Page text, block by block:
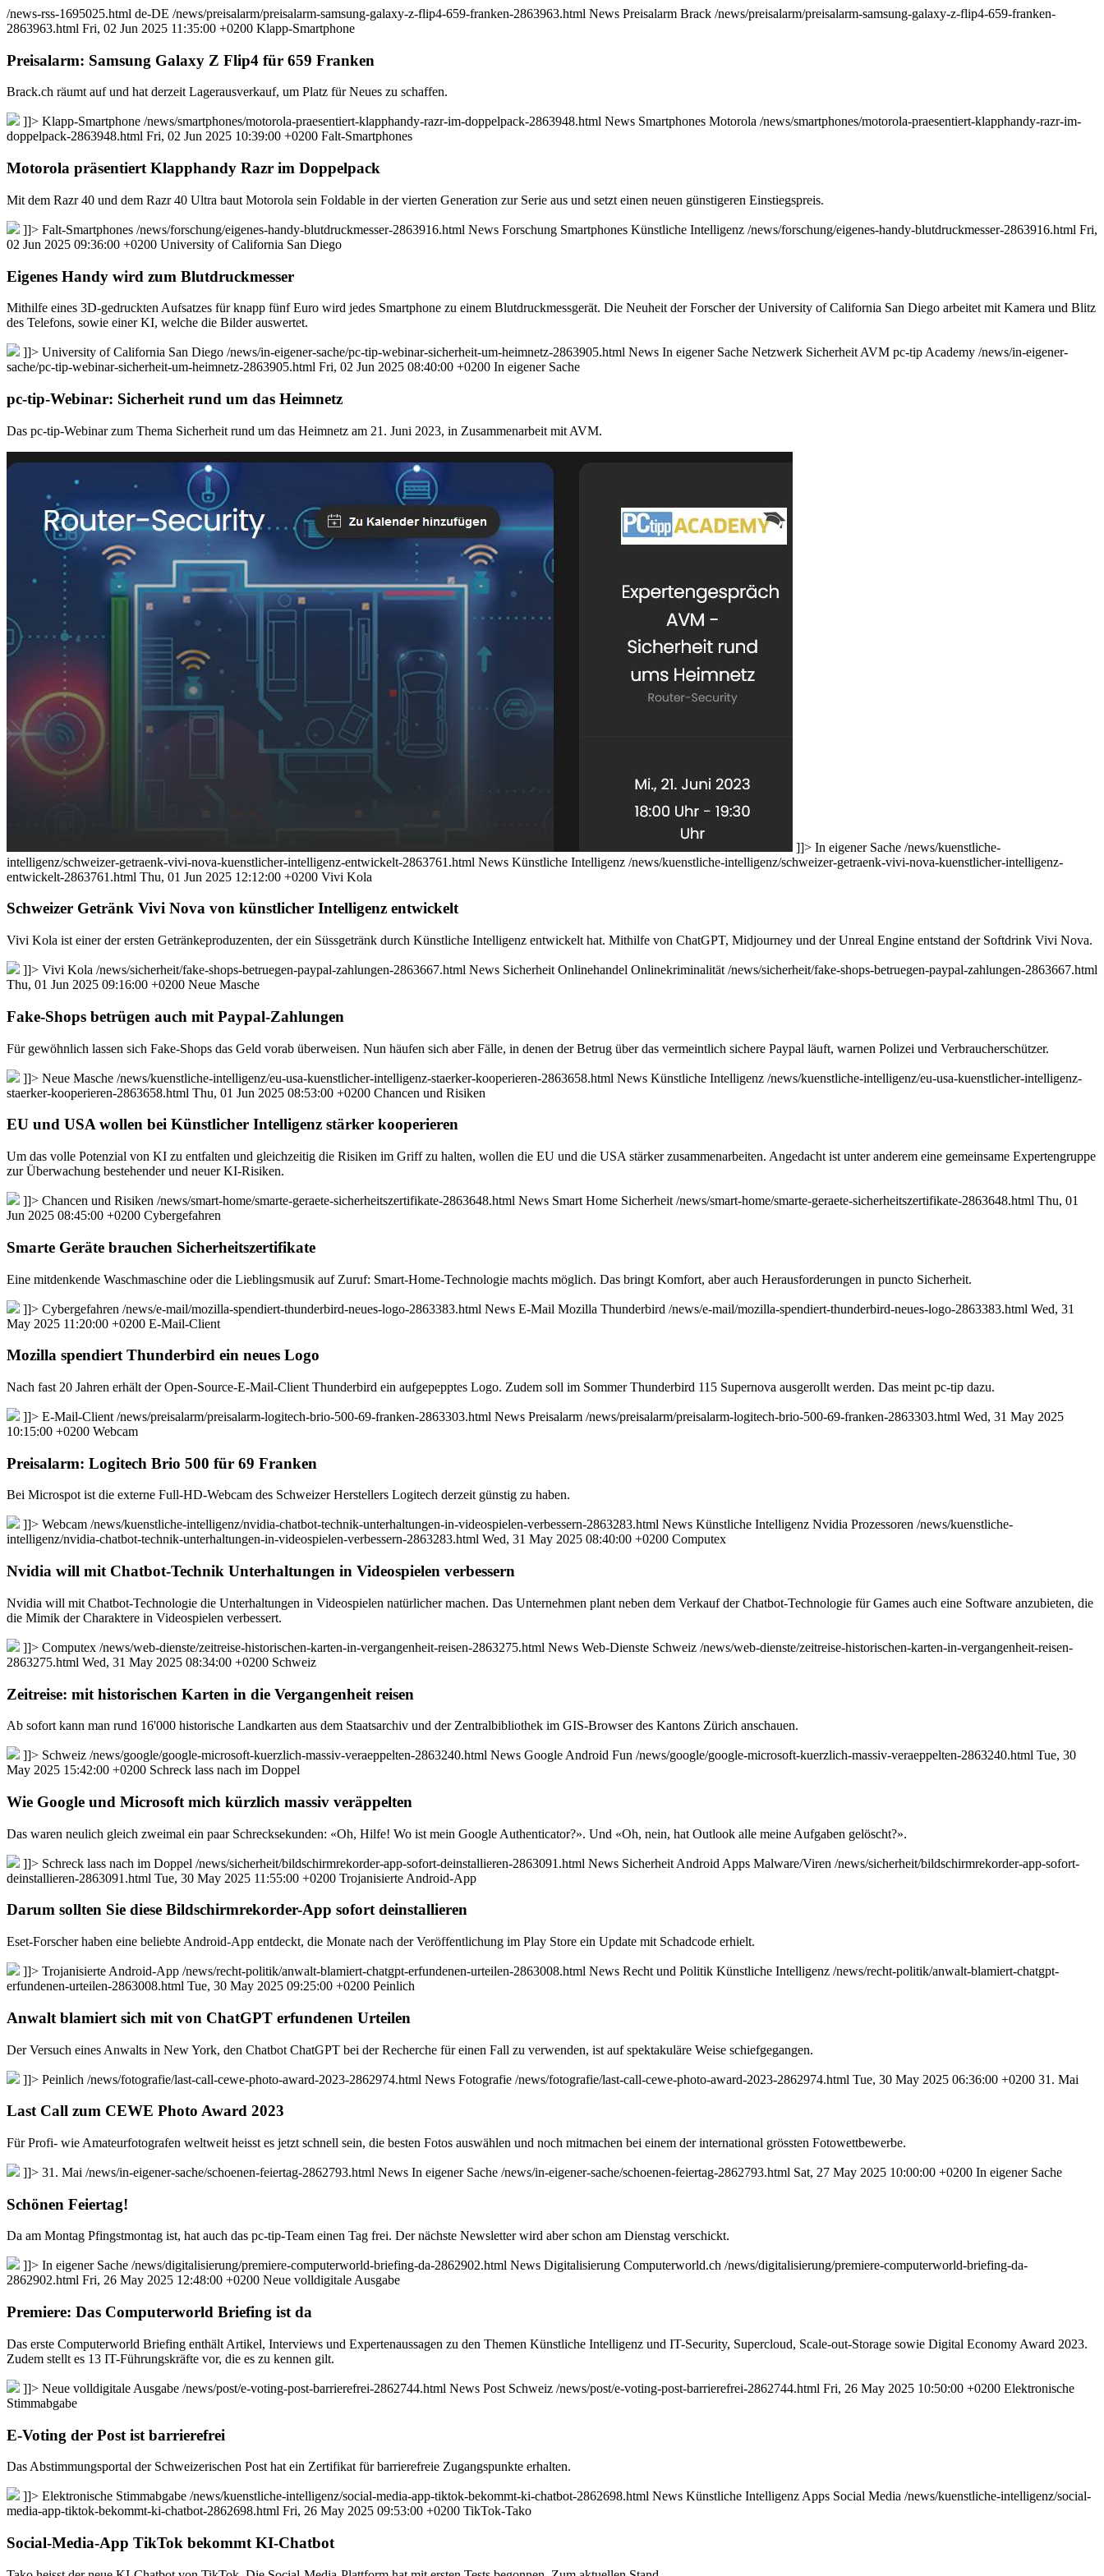
/news-rss-1695025.html de-DE /news/preisalarm/preisalarm-samsung-galaxy-z-flip4-659-franken-2863963.html News Preisalarm Brack /news/preisalarm/preisalarm-samsung-galaxy-z-flip4-659-franken-
2863963.html Fri, 02 Jun 2025 11:35:00 +0200 Klapp-Smartphone
Preisalarm: Samsung Galaxy Z Flip4 für 659 Franken
Brack.ch räumt auf und hat derzeit Lagerausverkauf, um Platz für Neues zu schaffen.
]]> Klapp-Smartphone /news/smartphones/motorola-praesentiert-klapphandy-razr-im-doppelpack-2863948.html News Smartphones Motorola /news/smartphones/motorola-praesentiert-klapphandy-razr-im-
doppelpack-2863948.html Fri, 02 Jun 2025 10:39:00 +0200 Falt-Smartphones
Motorola präsentiert Klapphandy Razr im Doppelpack
Mit dem Razr 40 und dem Razr 40 Ultra baut Motorola sein Foldable in der vierten Generation zur Serie aus und setzt einen neuen günstigeren Einstiegspreis.
]]> Falt-Smartphones /news/forschung/eigenes-handy-blutdruckmesser-2863916.html News Forschung Smartphones Künstliche Intelligenz /news/forschung/eigenes-handy-blutdruckmesser-2863916.html Fri,
02 Jun 2025 09:36:00 +0200 University of California San Diego
Eigenes Handy wird zum Blutdruckmesser
Mithilfe eines 3D-gedruckten Aufsatzes für knapp fünf Euro wird jedes Smartphone zu einem Blutdruckmessgerät. Die Neuheit der Forscher der University of California San Diego arbeitet mit Kamera und Blitz
des Telefons, sowie einer KI, welche die Bilder auswertet.
]]> University of California San Diego /news/in-eigener-sache/pc-tip-webinar-sicherheit-um-heimnetz-2863905.html News In eigener Sache Netzwerk Sicherheit AVM pc-tip Academy /news/in-eigener-
sache/pc-tip-webinar-sicherheit-um-heimnetz-2863905.html Fri, 02 Jun 2025 08:40:00 +0200 In eigener Sache
pc-tip-Webinar: Sicherheit rund um das Heimnetz
Das pc-tip-Webinar zum Thema Sicherheit rund um das Heimnetz am 21. Juni 2023, in Zusammenarbeit mit AVM.
]]> In eigener Sache /news/kuenstliche-
intelligenz/schweizer-getraenk-vivi-nova-kuenstlicher-intelligenz-entwickelt-2863761.html News Künstliche Intelligenz /news/kuenstliche-intelligenz/schweizer-getraenk-vivi-nova-kuenstlicher-intelligenz-
entwickelt-2863761.html Thu, 01 Jun 2025 12:12:00 +0200 Vivi Kola
Schweizer Getränk Vivi Nova von künstlicher Intelligenz entwickelt
Vivi Kola ist einer der ersten Getränkeproduzenten, der ein Süssgetränk durch Künstliche Intelligenz entwickelt hat. Mithilfe von ChatGPT, Midjourney und der Unreal Engine entstand der Softdrink Vivi Nova.
]]> Vivi Kola /news/sicherheit/fake-shops-betruegen-paypal-zahlungen-2863667.html News Sicherheit Onlinehandel Onlinekriminalität /news/sicherheit/fake-shops-betruegen-paypal-zahlungen-2863667.html
Thu, 01 Jun 2025 09:16:00 +0200 Neue Masche
Fake-Shops betrügen auch mit Paypal-Zahlungen
Für gewöhnlich lassen sich Fake-Shops das Geld vorab überweisen. Nun häufen sich aber Fälle, in denen der Betrug über das vermeintlich sichere Paypal läuft, warnen Polizei und Verbraucherschützer.
]]> Neue Masche /news/kuenstliche-intelligenz/eu-usa-kuenstlicher-intelligenz-staerker-kooperieren-2863658.html News Künstliche Intelligenz /news/kuenstliche-intelligenz/eu-usa-kuenstlicher-intelligenz-
staerker-kooperieren-2863658.html Thu, 01 Jun 2025 08:53:00 +0200 Chancen und Risiken
EU und USA wollen bei Künstlicher Intelligenz stärker kooperieren
Um das volle Potenzial von KI zu entfalten und gleichzeitig die Risiken im Griff zu halten, wollen die EU und die USA stärker zusammenarbeiten. Angedacht ist unter anderem eine gemeinsame Expertengruppe
zur Überwachung bestehender und neuer KI-Risiken.
]]> Chancen und Risiken /news/smart-home/smarte-geraete-sicherheitszertifikate-2863648.html News Smart Home Sicherheit /news/smart-home/smarte-geraete-sicherheitszertifikate-2863648.html Thu, 01
Jun 2025 08:45:00 +0200 Cybergefahren
Smarte Geräte brauchen Sicherheitszertifikate
Eine mitdenkende Waschmaschine oder die Lieblingsmusik auf Zuruf: Smart-Home-Technologie machts möglich. Das bringt Komfort, aber auch Herausforderungen in puncto Sicherheit.
]]> Cybergefahren /news/e-mail/mozilla-spendiert-thunderbird-neues-logo-2863383.html News E-Mail Mozilla Thunderbird /news/e-mail/mozilla-spendiert-thunderbird-neues-logo-2863383.html Wed, 31
May 2025 11:20:00 +0200 E-Mail-Client
Mozilla spendiert Thunderbird ein neues Logo
Nach fast 20 Jahren erhält der Open-Source-E-Mail-Client Thunderbird ein aufgepepptes Logo. Zudem soll im Sommer Thunderbird 115 Supernova ausgerollt werden. Das meint pc-tip dazu.
]]> E-Mail-Client /news/preisalarm/preisalarm-logitech-brio-500-69-franken-2863303.html News Preisalarm /news/preisalarm/preisalarm-logitech-brio-500-69-franken-2863303.html Wed, 31 May 2025
10:15:00 +0200 Webcam
Preisalarm: Logitech Brio 500 für 69 Franken
Bei Microspot ist die externe Full-HD-Webcam des Schweizer Herstellers Logitech derzeit günstig zu haben.
]]> Webcam /news/kuenstliche-intelligenz/nvidia-chatbot-technik-unterhaltungen-in-videospielen-verbessern-2863283.html News Künstliche Intelligenz Nvidia Prozessoren /news/kuenstliche-
intelligenz/nvidia-chatbot-technik-unterhaltungen-in-videospielen-verbessern-2863283.html Wed, 31 May 2025 08:40:00 +0200 Computex
Nvidia will mit Chatbot-Technik Unterhaltungen in Videospielen verbessern
Nvidia will mit Chatbot-Technologie die Unterhaltungen in Videospielen natürlicher machen. Das Unternehmen plant neben dem Verkauf der Chatbot-Technologie für Games auch eine Software anzubieten, die
die Mimik der Charaktere in Videospielen verbessert.
]]> Computex /news/web-dienste/zeitreise-historischen-karten-in-vergangenheit-reisen-2863275.html News Web-Dienste Schweiz /news/web-dienste/zeitreise-historischen-karten-in-vergangenheit-reisen-
2863275.html Wed, 31 May 2025 08:34:00 +0200 Schweiz
Zeitreise: mit historischen Karten in die Vergangenheit reisen
Ab sofort kann man rund 16'000 historische Landkarten aus dem Staatsarchiv und der Zentralbibliothek im GIS-Browser des Kantons Zürich anschauen.
]]> Schweiz /news/google/google-microsoft-kuerzlich-massiv-veraeppelten-2863240.html News Google Android Fun /news/google/google-microsoft-kuerzlich-massiv-veraeppelten-2863240.html Tue, 30
May 2025 15:42:00 +0200 Schreck lass nach im Doppel
Wie Google und Microsoft mich kürzlich massiv veräppelten
Das waren neulich gleich zweimal ein paar Schrecksekunden: «Oh, Hilfe! Wo ist mein Google Authenticator?». Und «Oh, nein, hat Outlook alle meine Aufgaben gelöscht?».
]]> Schreck lass nach im Doppel /news/sicherheit/bildschirmrekorder-app-sofort-deinstallieren-2863091.html News Sicherheit Android Apps Malware/Viren /news/sicherheit/bildschirmrekorder-app-sofort-
deinstallieren-2863091.html Tue, 30 May 2025 11:55:00 +0200 Trojanisierte Android-App
Darum sollten Sie diese Bildschirmrekorder-App sofort deinstallieren
Eset-Forscher haben eine beliebte Android-App entdeckt, die Monate nach der Veröffentlichung im Play Store ein Update mit Schadcode erhielt.
]]> Trojanisierte Android-App /news/recht-politik/anwalt-blamiert-chatgpt-erfundenen-urteilen-2863008.html News Recht und Politik Künstliche Intelligenz /news/recht-politik/anwalt-blamiert-chatgpt-
erfundenen-urteilen-2863008.html Tue, 30 May 2025 09:25:00 +0200 Peinlich
Anwalt blamiert sich mit von ChatGPT erfundenen Urteilen
Der Versuch eines Anwalts in New York, den Chatbot ChatGPT bei der Recherche für einen Fall zu verwenden, ist auf spektakuläre Weise schiefgegangen.
]]> Peinlich /news/fotografie/last-call-cewe-photo-award-2023-2862974.html News Fotografie /news/fotografie/last-call-cewe-photo-award-2023-2862974.html Tue, 30 May 2025 06:36:00 +0200 31. Mai
Last Call zum CEWE Photo Award 2023
Für Profi- wie Amateurfotografen weltweit heisst es jetzt schnell sein, die besten Fotos auswählen und noch mitmachen bei einem der international grössten Fotowettbewerbe.
]]> 31. Mai /news/in-eigener-sache/schoenen-feiertag-2862793.html News In eigener Sache /news/in-eigener-sache/schoenen-feiertag-2862793.html Sat, 27 May 2025 10:00:00 +0200 In eigener Sache
Schönen Feiertag!
Da am Montag Pfingstmontag ist, hat auch das pc-tip-Team einen Tag frei. Der nächste Newsletter wird aber schon am Dienstag verschickt.
]]> In eigener Sache /news/digitalisierung/premiere-computerworld-briefing-da-2862902.html News Digitalisierung Computerworld.ch /news/digitalisierung/premiere-computerworld-briefing-da-
2862902.html Fri, 26 May 2025 12:48:00 +0200 Neue volldigitale Ausgabe
Premiere: Das Computerworld Briefing ist da
Das erste Computerworld Briefing enthält Artikel, Interviews und Expertenaussagen zu den Themen Künstliche Intelligenz und IT-Security, Supercloud, Scale-out-Storage sowie Digital Economy Award 2023.
Zudem stellt es 13 IT-Führungskräfte vor, die es zu kennen gilt.
]]> Neue volldigitale Ausgabe /news/post/e-voting-post-barrierefrei-2862744.html News Post Schweiz /news/post/e-voting-post-barrierefrei-2862744.html Fri, 26 May 2025 10:50:00 +0200 Elektronische
Stimmabgabe
E-Voting der Post ist barrierefrei
Das Abstimmungsportal der Schweizerischen Post hat ein Zertifikat für barrierefreie Zugangspunkte erhalten.
]]> Elektronische Stimmabgabe /news/kuenstliche-intelligenz/social-media-app-tiktok-bekommt-ki-chatbot-2862698.html News Künstliche Intelligenz Apps Social Media /news/kuenstliche-intelligenz/social-
media-app-tiktok-bekommt-ki-chatbot-2862698.html Fri, 26 May 2025 09:53:00 +0200 TikTok-Tako
Social-Media-App TikTok bekommt KI-Chatbot